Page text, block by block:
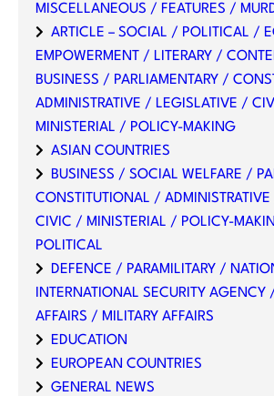
MISCELLANEOUS / FEATURES /
ARTICLE – SOCIAL / POLITICAL /
EMPOWERMENT / LITERARY /
BUSINESS / PARLIAMENTARY /
ADMINISTRATIVE / LEGISLATIVE /
MINISTERIAL / POLICY-MAKING
ASIAN COUNTRIES
BUSINESS / SOCIAL WELFARE /
CONSTITUTIONAL /
CIVIC / MINISTERIAL / POLICY-
POLITICAL
DEFENCE / PARAMILITARY /
INTERNATIONAL SECURITY AGENCY
AFFAIRS / MILITARY AFFAIRS
EDUCATION
EUROPEAN COUNTRIES
GENERAL NEWS